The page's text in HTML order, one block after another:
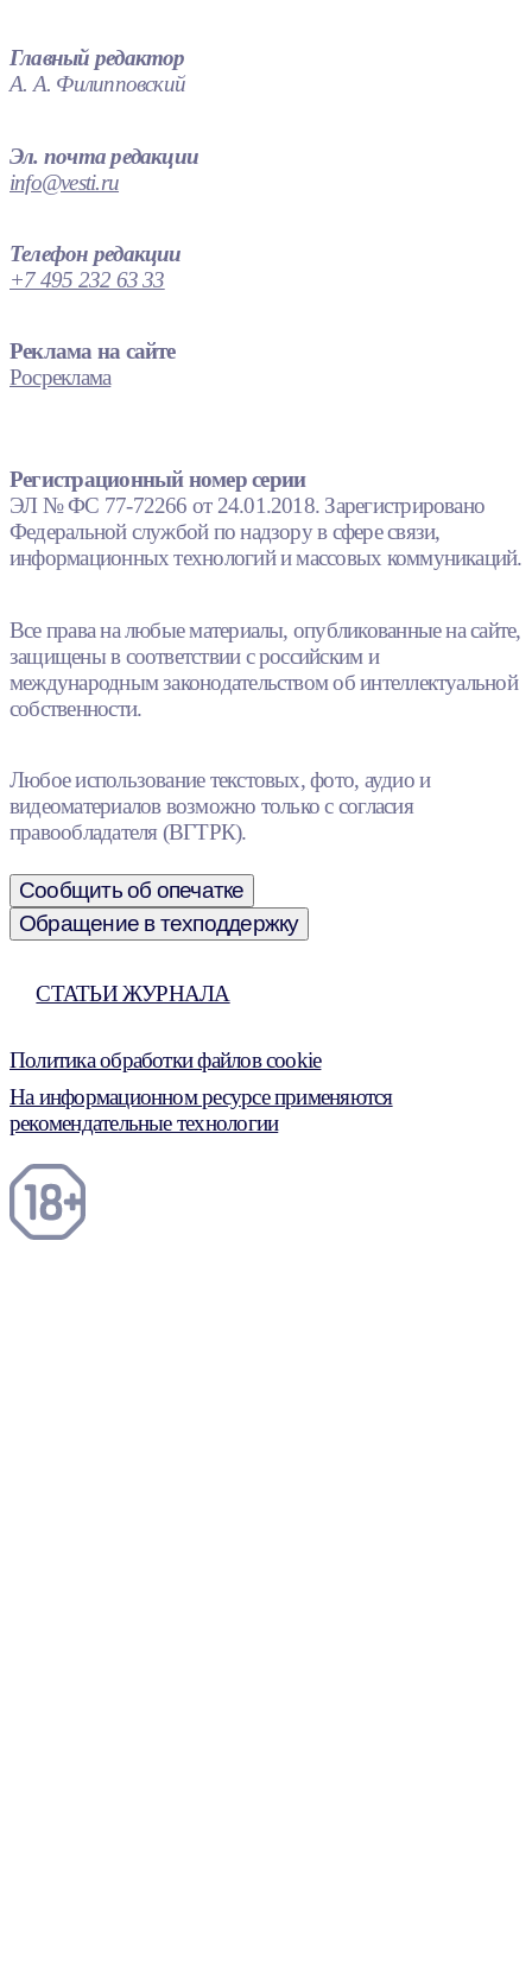
Главный редактор
А. А. Филипповский
Эл. почта редакции
info@vesti.ru
Телефон редакции
+7 495 232 63 33
Реклама на сайте
Росреклама
Регистрационный номер серии
ЭЛ № ФС 77-72266 от 24.01.2018. Зарегистрировано
Федеральной службой по надзору в сфере связи,
информационных технологий и массовых коммуникаций.
Все права на любые материалы, опубликованные на сайте,
защищены в соответствии с российским и
международным законодательством об интеллектуальной
собственности.
Любое использование текстовых, фото, аудио и
видеоматериалов возможно только с согласия
правообладателя (ВГТРК).
Сообщить об опечатке
Обращение в техподдержку
СТАТЬИ ЖУРНАЛА
Политика обработки файлов cookie
На информационном ресурсе применяются
рекомендательные технологии